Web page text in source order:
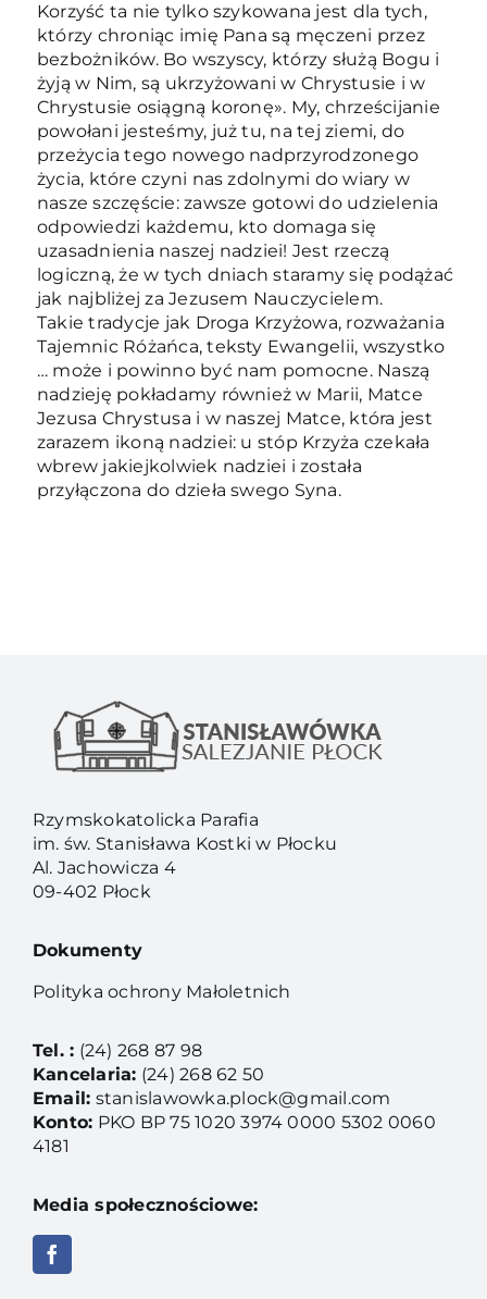
Korzyść ta nie tylko szykowana jest dla tych,
którzy chroniąc imię Pana są męczeni przez
bezbożników. Bo wszyscy, którzy służą Bogu i
żyją w Nim, są ukrzyżowani w Chrystusie i w
Chrystusie osiągną koronę». My, chrześcijanie
powołani jesteśmy, już tu, na tej ziemi, do
przeżycia tego nowego nadprzyrodzonego
życia, które czyni nas zdolnymi do wiary w
nasze szczęście: zawsze gotowi do udzielenia
odpowiedzi każdemu, kto domaga się
uzasadnienia naszej nadziei! Jest rzeczą
logiczną, że w tych dniach staramy się podążać
jak najbliżej za Jezusem Nauczycielem.
Takie tradycje jak Droga Krzyżowa, rozważania
Tajemnic Różańca, teksty Ewangelii, wszystko
… może i powinno być nam pomocne. Naszą
nadzieję pokładamy również w Marii, Matce
Jezusa Chrystusa i w naszej Matce, która jest
zarazem ikoną nadziei: u stóp Krzyża czekała
wbrew jakiejkolwiek nadziei i została
przyłączona do dzieła swego Syna.
Rzymskokatolicka Parafia
im. św. Stanisława Kostki w Płocku
Al. Jachowicza 4
09-402 Płock
Dokumenty
Polityka ochrony Małoletnich
Tel. : (24) 268 87 98
Kancelaria: (24) 268 62 50
Email: stanislawowka.plock@gmail.com
Konto: PKO BP 75 1020 3974 0000 5302 0060
4181
Media społecznościowe: